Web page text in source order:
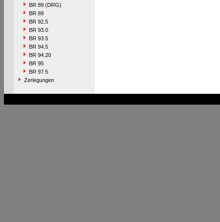
BR 89 (DRG)
BR 89
BR 92.5
BR 93.0
BR 93.5
BR 94.5
BR 94.20
BR 95
BR 97.5
Zerlegungen